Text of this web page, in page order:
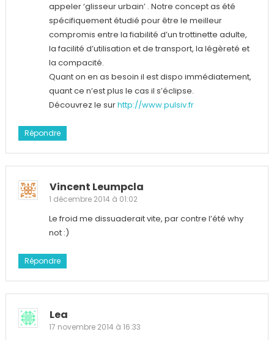
appeler ‘glisseur urbain’ . Notre concept as été
spécifiquement étudié pour être le meilleur
compromis entre la fiabilité d’un trottinette adulte,
la facilité d’utilisation et de transport, la légèreté et
la compacité.
Quant on en as besoin il est dispo immédiatement,
quant ce n’est plus le cas il s’éclipse.
Découvrez le surhttp://www.pulsiv.fr
Répondre
Vincent Leumpcla
1 décembre 2014 à 01:02
Le froid me dissuaderait vite, par contre l’été why
not :)
Répondre
Lea
17 novembre 2014 à 16:33